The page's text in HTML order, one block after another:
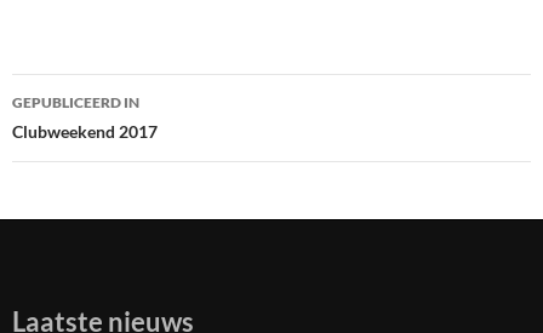
Bericht
GEPUBLICEERD IN
Clubweekend 2017
Laatste nieuws